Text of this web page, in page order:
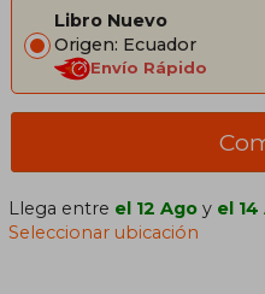
Libro Nuevo
Origen: Ecuador
Envío Rápido
Llega entre el 12 Ago y el 14
Seleccionar ubicación